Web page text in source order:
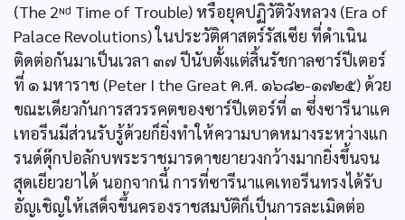
(The 2ᶰᵈ Time of Trouble) หรือยุคปฏิวัติวังหลวง (Era of
Palace Revolutions) ในประวัติศาสตร์รัสเซีย ที่ดำเนิน
ติดต่อกันมาเป็นเวลา ๓๗ ปีนับตั้งแต่สิ้นรัชกาลซาร์ปีเตอร์
ที่ ๑ มหาราช (Peter I the Great ค.ศ. ๑๖๘๒-๑๗๒๕) ด้วย
ขณะเดียวกันการสวรรคตของซาร์ปีเตอร์ที่ ๓ ซึ่งซารีนาแค
เทอรีนมีส่วนรับรู้ด้วยก็ยิ่งทำให้ความบาดหมางระหว่างแก
รนด์ดุ๊กปอลักบพระราชมารดาขยายวงกว้างมากยิ่งขึ้นจน
สุดเยียวยาได้ นอกจากนี้ การที่ซารีนาแคเทอรีนทรงได้รับ
อัญเชิญให้เสด็จขึ้นครองราชสมบัติก็เป็นการละเมิดต่อ